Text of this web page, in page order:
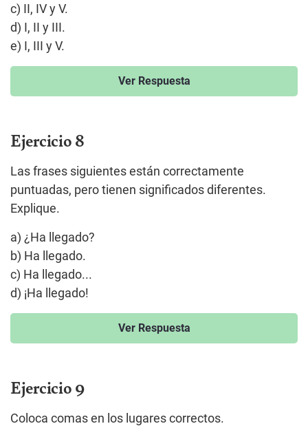
c) II, IV y V.
d) I, II y III.
e) I, III y V.
Ver Respuesta
Ejercicio 8
Las frases siguientes están correctamente
puntuadas, pero tienen significados diferentes.
Explique.
a) ¿Ha llegado?
b) Ha llegado.
c) Ha llegado...
d) ¡Ha llegado!
Ver Respuesta
Ejercicio 9
Coloca comas en los lugares correctos.